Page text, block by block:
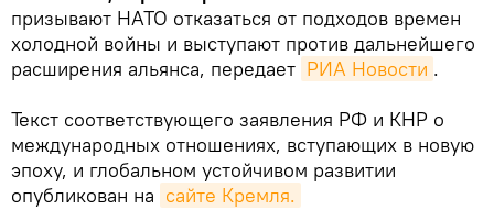
призывают НАТО отказаться от подходов времен
холодной войны и выступают против дальнейшего
расширения альянса, передает РИА Новости .
Текст соответствующего заявления РФ и КНР о
международных отношениях, вступающих в новую
эпоху, и глобальном устойчивом развитии
опубликован на сайте Кремля.